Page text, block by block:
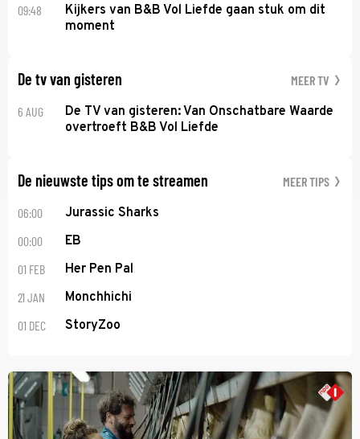
09:48
Kijkers van B&B Vol Liefde gaan stuk om dit
moment
De tv van gisteren MEER TV
6 AUG
De TV van gisteren: Van Onschatbare Waarde
overtroeft B&B Vol Liefde
De nieuwste tips om te streamen MEER TIPS
06:00 Jurassic Sharks
00:00 EB
01 FEB Her Pen Pal
21 JAN Monchhichi
01 DEC StoryZoo